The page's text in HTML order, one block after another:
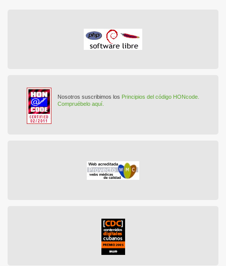
Nosotros suscribimos los Principios del código HONcode.
Compruébelo aquí.